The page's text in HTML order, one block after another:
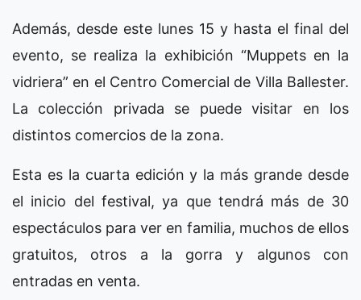
Además, desde este lunes 15 y hasta el final del
evento, se realiza la exhibición “Muppets en la
vidriera” en el Centro Comercial de Villa Ballester.
La colección privada se puede visitar en los
distintos comercios de la zona.
Esta es la cuarta edición y la más grande desde
el inicio del festival, ya que tendrá más de 30
espectáculos para ver en familia, muchos de ellos
gratuitos, otros a la gorra y algunos con
entradas en venta.